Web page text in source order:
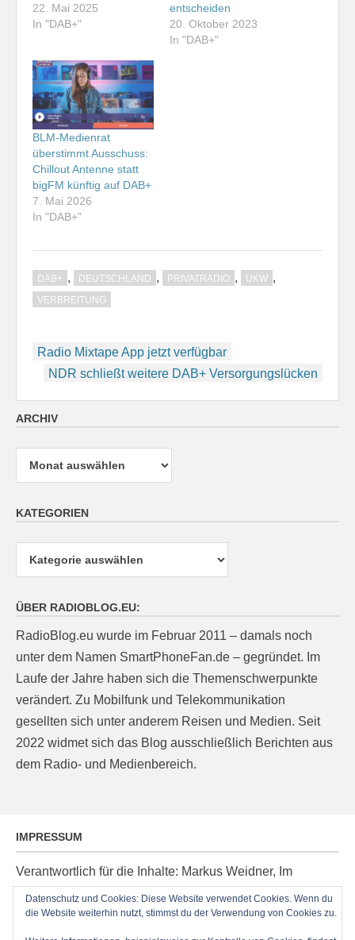
22. Mai 2025
In "DAB+"
entscheiden
20. Oktober 2023
In "DAB+"
BLM-Medienrat
überstimmt Ausschuss:
Chillout Antenne statt
bigFM künftig auf DAB+
7. Mai 2026
In "DAB+"
DAB+ , DEUTSCHLAND , PRIVATRADIO , UKW ,
VERBREITUNG
Beitragsnavigation
Radio Mixtape App jetzt verfügbar
NDR schließt weitere DAB+ Versorgungslücken
ARCHIV
Archiv
KATEGORIEN
ÜBER RADIOBLOG.EU:
RadioBlog.eu wurde im Februar 2011 – damals noch
unter dem Namen SmartPhoneFan.de – gegründet. Im
Laufe der Jahre haben sich die Themenschwerpunkte
verändert. Zu Mobilfunk und Telekommunikation
gesellten sich unter anderem Reisen und Medien. Seit
2022 widmet sich das Blog ausschließlich Berichten aus
dem Radio- und Medienbereich.
IMPRESSUM
Verantwortlich für die Inhalte: Markus Weidner, Im
Ziegelacker 20, D-63599 Biebergemünd, E-Mail:
post@radioblog.eu
Technik und Administration: Thomas Michel
Datenschutz und Cookies: Diese Website verwendet Cookies. Wenn du
die Website weiterhin nutzt, stimmst du der Verwendung von Cookies zu.